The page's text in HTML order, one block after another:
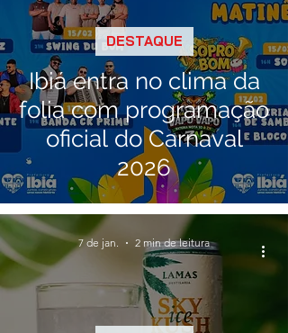
Ibiá entra no clima da
folia com programação
oficial do Carnaval
2026
DESTAQUE
7 de jan. 2 min de leitura